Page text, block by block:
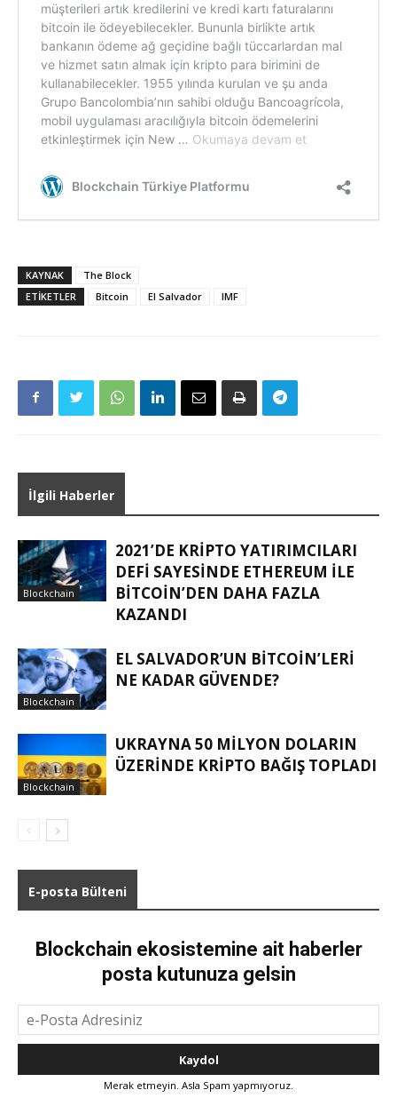
KAYNAK
The Block
ETIKETLER
Bitcoin El Salvador IMF
İlgili Haberler
Blockchain
2021’DE KRIPTO YATIRIMCILARI
DEFI SAYESINDE ETHEREUM ILE
BITCOIN’DEN DAHA FAZLA
KAZANDI
Blockchain
EL SALVADOR’UN BITCOIN’LERI
NE KADAR GÜVENDE?
Blockchain
UKRAYNA 50 MILYON DOLARIN
ÜZERINDE KRIPTO BAĞIŞ TOPLADI
E-posta Bülteni
Blockchain ekosistemine ait haberler
posta kutunuza gelsin
Merak etmeyin. Asla Spam yapmıyoruz.